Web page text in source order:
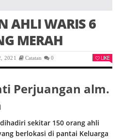
AHLI WARIS 6
MERAH
2021 Catatan 0 LIKE
Perjuangan alm.
sekitar 150 orang ahli
berlokasi di pantai Keluarga